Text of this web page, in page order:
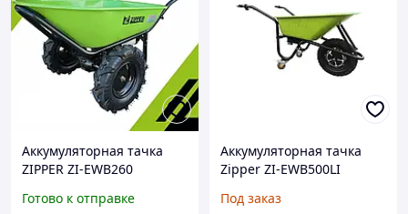
Аккумуляторная тачка
ZIPPER ZI-EWB260
Готово к отправке
Аккумуляторная тачка
Zipper ZI-EWB500LI
Под заказ